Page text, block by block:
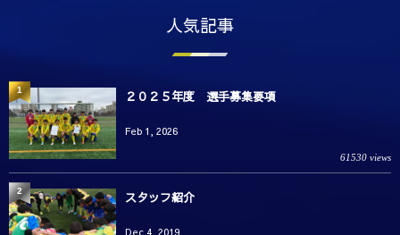
人気記事
２０２５年度 選手募集要項
Feb 1, 2026
61530 views
1
スタッフ紹介
Dec 4, 2019
2